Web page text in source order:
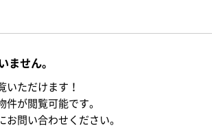
ません。
いただけます！
が閲覧可能です。
問い合わせください。